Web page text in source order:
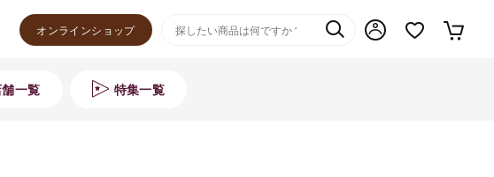
オンラインショップ
一覧 特集一覧